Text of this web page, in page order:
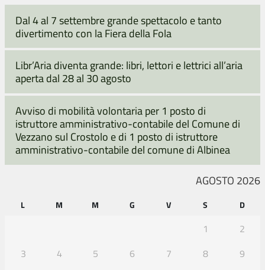
Dal 4 al 7 settembre grande spettacolo e tanto
divertimento con la Fiera della Fola
Libr’Aria diventa grande: libri, lettori e lettrici all’aria
aperta dal 28 al 30 agosto
Avviso di mobilità volontaria per 1 posto di
istruttore amministrativo-contabile del Comune di
Vezzano sul Crostolo e di 1 posto di istruttore
amministrativo-contabile del comune di Albinea
AGOSTO 2026
L M M G V S D
1
2
3
4 5 6 7 8
9